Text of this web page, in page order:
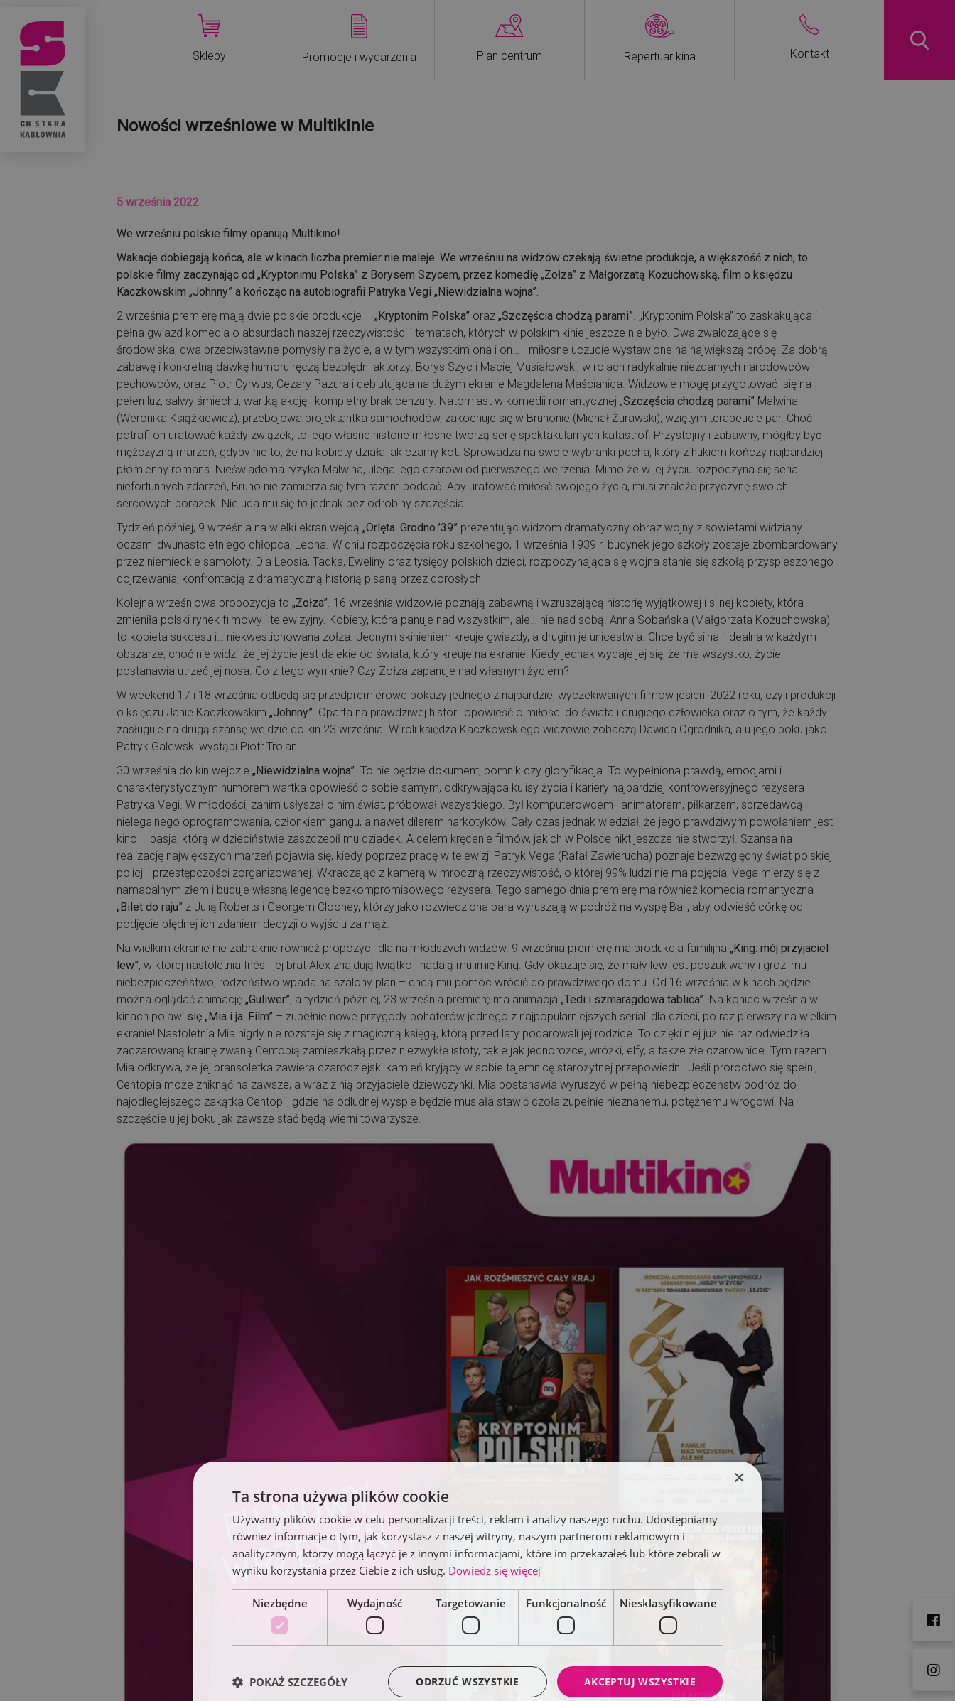
Sklepy Promocje i wydarzenia Plan centrum Repertuar kina Kontakt
Nowości wrześniowe w Multikinie
5 września 2022
We wrześniu polskie filmy opanują Multikino!
Wakacje dobiegają końca, ale w kinach liczba premier nie maleje. We wrześniu na widzów czekają świetne produkcje, a większość z nich, to
polskie filmy zaczynając od „Kryptonimu Polska” z Borysem Szycem, przez komedię „Zołza” z Małgorzatą Kożuchowską, film o księdzu
Kaczkowskim „Johnny” a kończąc na autobiografii Patryka Vegi „Niewidzialna wojna”.
2 września premierę mają dwie polskie produkcje –„Kryptonim Polska” oraz„Szczęścia chodzą parami”. „Kryptonim Polska” to zaskakująca i
pełna gwiazd komedia o absurdach naszej rzeczywistości i tematach, których w polskim kinie jeszcze nie było. Dwa zwalczające się
środowiska, dwa przeciwstawne pomysły na życie, a w tym wszystkim ona i on… I miłosne uczucie wystawione na największą próbę. Za dobrą
zabawę i konkretną dawkę humoru ręczą bezbłędni aktorzy: Borys Szyc i Maciej Musiałowski, w rolach radykalnie niezdarnych narodowców-
pechowców, oraz Piotr Cyrwus, Cezary Pazura i debiutująca na dużym ekranie Magdalena Maścianica. Widzowie mogę przygotować się na
pełen luz, salwy śmiechu, wartką akcję i kompletny brak cenzury. Natomiast w komedii romantycznej​„Szczęścia chodzą parami” Malwina
(Weronika Książkiewicz), przebojowa projektantka samochodów, zakochuje się w Brunonie (Michał Żurawski), wziętym terapeucie par. Choć
potrafi on uratować każdy związek, to jego własne historie miłosne tworzą serię spektakularnych katastrof. Przystojny i zabawny, mógłby być
mężczyzną marzeń, gdyby nie to, że na kobiety działa jak czarny kot. Sprowadza na swoje wybranki pecha, który z hukiem kończy najbardziej
płomienny romans. Nieświadoma ryzyka Malwina, ulega jego czarowi od pierwszego wejrzenia. Mimo że w jej życiu rozpoczyna się seria
niefortunnych zdarzeń, Bruno nie zamierza się tym razem poddać. Aby uratować miłość swojego życia, musi znaleźć przyczynę swoich
sercowych porażek. Nie uda mu się to jednak bez odrobiny szczęścia.
Tydzień później, 9 września na wielki ekran wejdą„Orlęta. Grodno ’39” prezentując widzom dramatyczny obraz wojny z sowietami widziany
oczami dwunastoletniego chłopca, Leona. W dniu rozpoczęcia roku szkolnego, 1 września 1939 r. budynek jego szkoły zostaje zbombardowany
przez niemieckie samoloty. Dla Leosia, Tadka, Eweliny oraz tysięcy polskich dzieci, rozpoczynająca się wojna stanie się szkołą przyspieszonego
dojrzewania, konfrontacją z dramatyczną historią pisaną przez dorosłych.
Kolejna wrześniowa propozycja to„Zołza”. 16 września widzowie poznają zabawną i wzruszającą historię wyjątkowej i silnej kobiety, która
zmieniła polski rynek filmowy i telewizyjny. Kobiety, która panuje nad wszystkim, ale… nie nad sobą. Anna Sobańska (Małgorzata Kożuchowska)
to kobieta sukcesu i… niekwestionowana zołza. Jednym skinieniem kreuje gwiazdy, a drugim je unicestwia. Chce być silna i idealna w każdym
obszarze, choć nie widzi, że jej życie jest dalekie od świata, który kreuje na ekranie. Kiedy jednak wydaje jej się, że ma wszystko, życie
postanawia utrzeć jej nosa. Co z tego wyniknie? Czy Zołza zapanuje nad własnym życiem?
W weekend 17 i 18 września odbędą się przedpremierowe pokazy jednego z najbardziej wyczekiwanych filmów jesieni 2022 roku, czyli produkcji
o księdzu Janie Kaczkowskim„Johnny”. Oparta na prawdziwej historii opowieść o miłości do świata i drugiego człowieka oraz o tym, że każdy
zasługuje na drugą szansę wejdzie do kin 23 września. W roli księdza Kaczkowskiego widzowie zobaczą Dawida Ogrodnika, a u jego boku jako
Patryk Galewski wystąpi Piotr Trojan.
30 września do kin wejdzie„Niewidzialna wojna”. To nie będzie dokument, pomnik czy gloryfikacja. To wypełniona prawdą, emocjami i
charakterystycznym humorem wartka opowieść o sobie samym, odkrywająca kulisy życia i kariery najbardziej kontrowersyjnego reżysera –
Patryka Vegi. W młodości, zanim usłyszał o nim świat, próbował wszystkiego. Był komputerowcem i animatorem, piłkarzem, sprzedawcą
nielegalnego oprogramowania, członkiem gangu, a nawet dilerem narkotyków. Cały czas jednak wiedział, że jego prawdziwym powołaniem jest
kino – pasja, którą w dzieciństwie zaszczepił mu dziadek. A celem kręcenie filmów, jakich w Polsce nikt jeszcze nie stworzył. Szansa na
realizację największych marzeń pojawia się, kiedy poprzez pracę w telewizji Patryk Vega (Rafał Zawierucha) poznaje bezwzględny świat polskiej
policji i przestępczości zorganizowanej. Wkraczając z kamerą w mroczną rzeczywistość, o której 99% ludzi nie ma pojęcia, Vega mierzy się z
namacalnym złem i buduje własną legendę bezkompromisowego reżysera. Tego samego dnia premierę ma również komedia romantyczna
„Bilet do raju” z Julią Roberts i Georgem Clooney, którzy jako rozwiedziona para wyruszają w podróż na wyspę Bali, aby odwieść córkę od
podjęcie błędnej ich zdaniem decyzji o wyjściu za mąż.
Na wielkim ekranie nie zabraknie również propozycji dla najmłodszych widzów. 9 września premierę ma produkcja familijna„King: mój przyjaciel
lew”, w której nastoletnia Inés i jej brat Alex znajdują lwiątko i nadają mu imię King. Gdy okazuje się, że mały lew jest poszukiwany i grozi mu
niebezpieczeństwo, rodzeństwo wpada na szalony plan – chcą mu pomóc wrócić do prawdziwego domu. Od 16 września w kinach będzie
można oglądać animację„Guliwer”, a tydzień później, 23 września premierę ma animacja„Tedi i szmaragdowa tablica”. Na koniec września w
kinach pojawi się „Mia i ja. Film” – zupełnie nowe przygody bohaterów jednego z najpopularniejszych seriali dla dzieci, po raz pierwszy na wielkim
ekranie! Nastoletnia Mia nigdy nie rozstaje się z magiczną księgą, którą przed laty podarowali jej rodzice. To dzięki niej już nie raz odwiedziła
zaczarowaną krainę zwaną Centopią zamieszkałą przez niezwykłe istoty, takie jak jednorożce, wróżki, elfy, a także złe czarownice. Tym razem
Mia odkrywa, że jej bransoletka zawiera czarodziejski kamień kryjący w sobie tajemnicę starożytnej przepowiedni. Jeśli proroctwo się spełni,
Centopia może zniknąć na zawsze, a wraz z nią przyjaciele dziewczynki. Mia postanawia wyruszyć w pełną niebezpieczeństw podróż do
najodleglejszego zakątka Centopii, gdzie na odludnej wyspie będzie musiała stawić czoła zupełnie nieznanemu, potężnemu wrogowi. Na
szczęście u jej boku jak zawsze stać będą wierni towarzysze.
×
Ta strona używa plików cookie
Używamy plików cookie w celu personalizacji treści, reklam i analizy naszego ruchu. Udostępniamy
również informacje o tym, jak korzystasz z naszej witryny, naszym partnerom reklamowym i
analitycznym, którzy mogą łączyć je z innymi informacjami, które im przekazałeś lub które zebrali w
wyniku korzystania przez Ciebie z ich usług. Dowiedz się więcej
Niezbędne Wydajność Targetowanie Funkcjonalność Niesklasyfikowane
AKCEPTUJ WSZYSTKIE
ODRZUĆ WSZYSTKIE
POKAŻ SZCZEGÓŁY